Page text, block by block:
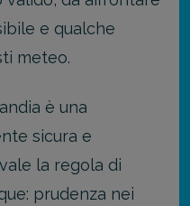
e qualche
meteo.
è una
sicura e
la regola di
prudenza nei